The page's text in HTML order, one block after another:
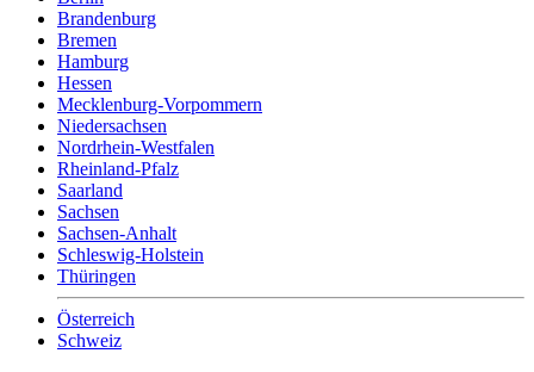
Brandenburg
Bremen
Hamburg
Hessen
Mecklenburg-Vorpommern
Niedersachsen
Nordrhein-Westfalen
Rheinland-Pfalz
Saarland
Sachsen
Sachsen-Anhalt
Schleswig-Holstein
Thüringen
Österreich
Schweiz